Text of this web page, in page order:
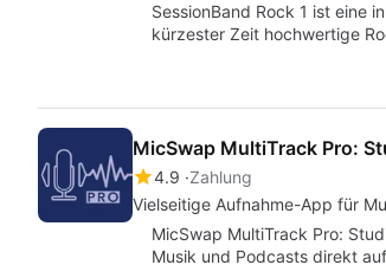
SessionBand Rock 1 ist eine
kürzester Zeit hochwertige
MicSwap MultiTrack Pro:
4.9 Zahlung
Vielseitige Aufnahme-App für
MicSwap MultiTrack Pro:
Musik und Podcasts direkt